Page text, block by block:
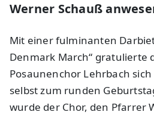
Werner Schauß
Mit einer fulminanten
Denmark March“ gratulierte
Posaunenchor Lehrbach
selbst zum runden
wurde der Chor, den Pfarrer